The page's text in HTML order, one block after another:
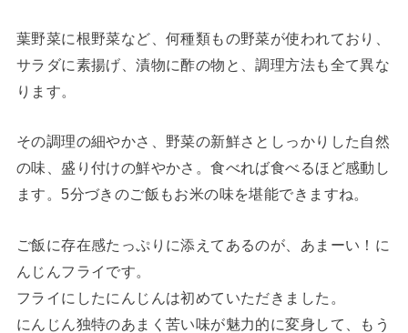
葉野菜に根野菜など、何種類もの野菜が使われており、
サラダに素揚げ、漬物に酢の物と、調理方法も全て異な
ります。
その調理の細やかさ、野菜の新鮮さとしっかりした自然
の味、盛り付けの鮮やかさ。食べれば食べるほど感動し
ます。5分づきのご飯もお米の味を堪能できますね。
ご飯に存在感たっぷりに添えてあるのが、あまーい！に
んじんフライです。
フライにしたにんじんは初めていただきました。
にんじん独特のあまく苦い味が魅力的に変身して、もう